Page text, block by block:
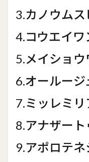
3.カノウムス
4.コウエイワ
5.メイショウ
6.オールージ
7.ミッレミリ
8.アナザート
9.アポロテネ